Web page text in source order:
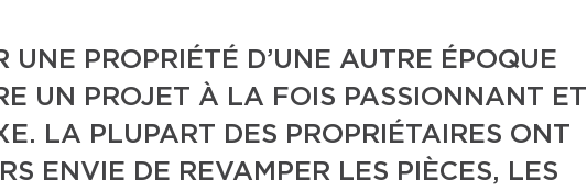
UNE PROPRIÉTÉ D’UNE AUTRE ÉPOQUE
UN PROJET À LA FOIS PASSIONNANT ET
LA PLUPART DES PROPRIÉTAIRES ONT
ENVIE DE REVAMPER LES PIÈCES, LES